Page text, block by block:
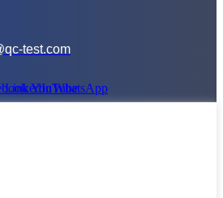
test.com
LinkedInYouTubeWhatsApp